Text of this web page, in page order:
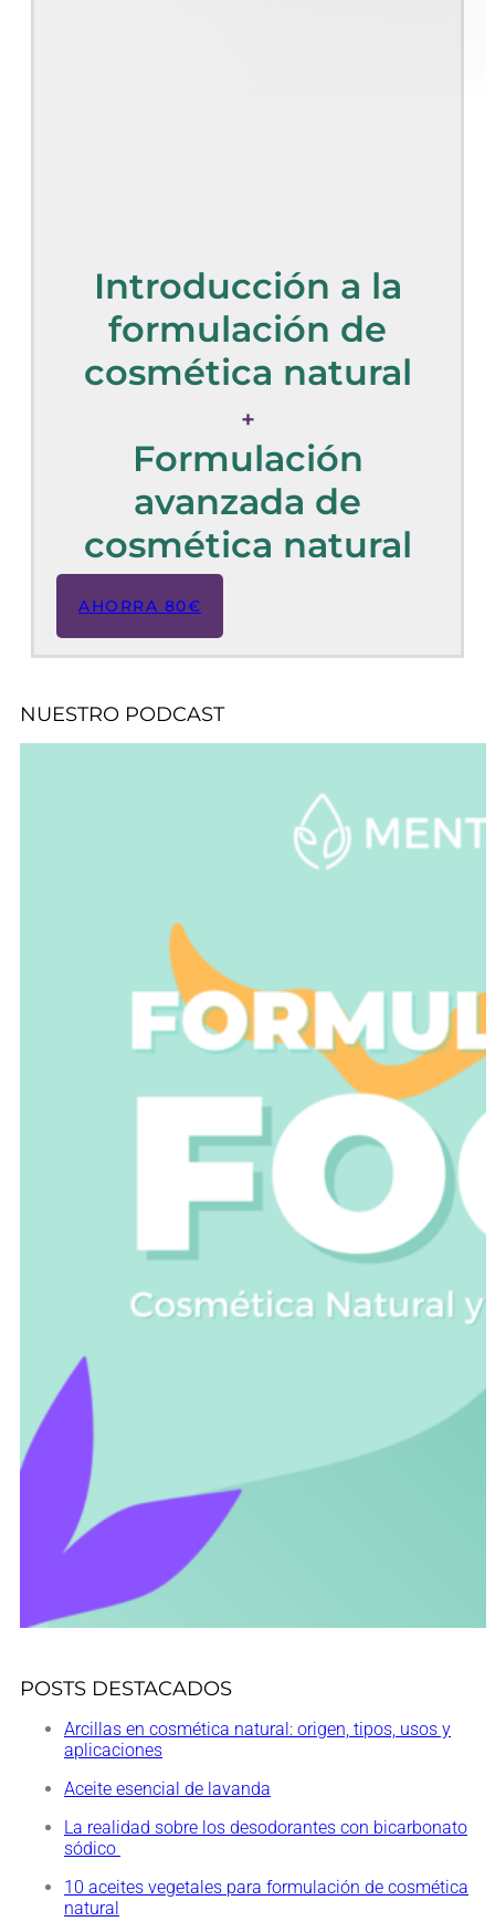
Introducción a la
formulación de
cosmética natural
+
Formulación
avanzada de
cosmética natural
AHORRA 80€
NUESTRO PODCAST
POSTS DESTACADOS
Arcillas en cosmética natural: origen, tipos, usos y
aplicaciones
Aceite esencial de lavanda
La realidad sobre los desodorantes con bicarbonato
sódico
10 aceites vegetales para formulación de cosmética
natural